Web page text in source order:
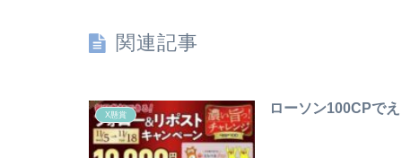
関連記事
X懸賞 ローソン100CPで